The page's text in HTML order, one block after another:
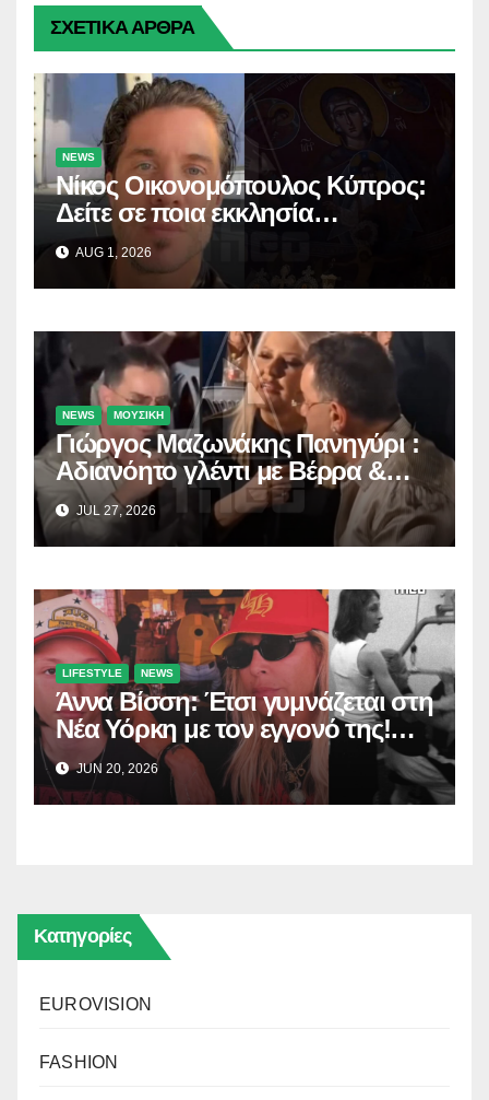
ΣΧΕΤΙΚΑ ΑΡΘΡΑ
NEWS
Νίκος Οικονομόπουλος Κύπρος:
Δείτε σε ποια εκκλησία
προσκύνησε!
AUG 1, 2026
NEWS ΜΟΥΣΙΚΗ
Γιώργος Μαζωνάκης Πανηγύρι :
Αδιανόητο γλέντι με Βέρρα &
Σαλέα
JUL 27, 2026
LIFESTYLE NEWS
Άννα Βίσση: Έτσι γυμνάζεται στη
Νέα Υόρκη με τον εγγονό της!
(Δείτε το βίντεο)
JUN 20, 2026
Κατηγορίες
EUROVISION
FASHION